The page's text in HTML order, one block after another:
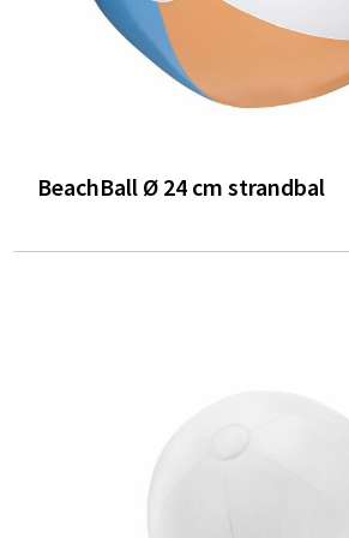
BeachBall Ø 24 cm strandbal